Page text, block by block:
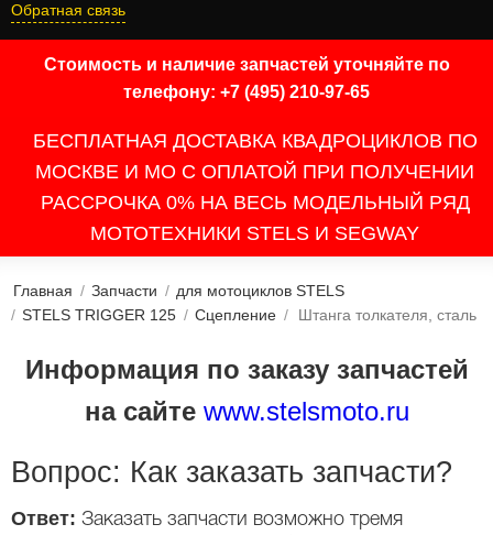
Обратная связь
Стоимость и наличие запчастей уточняйте по
телефону: +7 (495) 210-97-65
БЕСПЛАТНАЯ ДОСТАВКА КВАДРОЦИКЛОВ ПО
МОСКВЕ И МО С ОПЛАТОЙ ПРИ ПОЛУЧЕНИИ
РАССРОЧКА 0% НА ВЕСЬ МОДЕЛЬНЫЙ РЯД
МОТОТЕХНИКИ STELS И SEGWAY
Главная / Запчасти / для мотоциклов STELS
/ STELS TRIGGER 125 / Сцепление / Штанга толкателя, сталь
Информация по заказу запчастей
на сайте www.stelsmoto.ru
Вопрос: Как заказать запчасти?
Ответ: Заказать запчасти возможно тремя